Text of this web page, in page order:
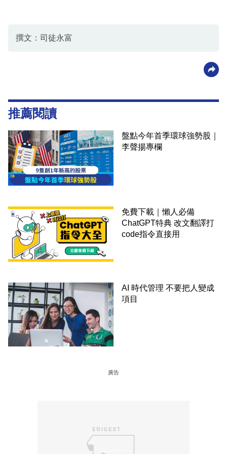
撰文：司徒永富
推薦閱讀
盤點今年首季環球強勢股｜
李聲揚專欄
免費下載｜懶人必備
ChatGPT特典 改文翻譯打
code指令直接用
AI 時代管理 不要把人變成
項目
廣告